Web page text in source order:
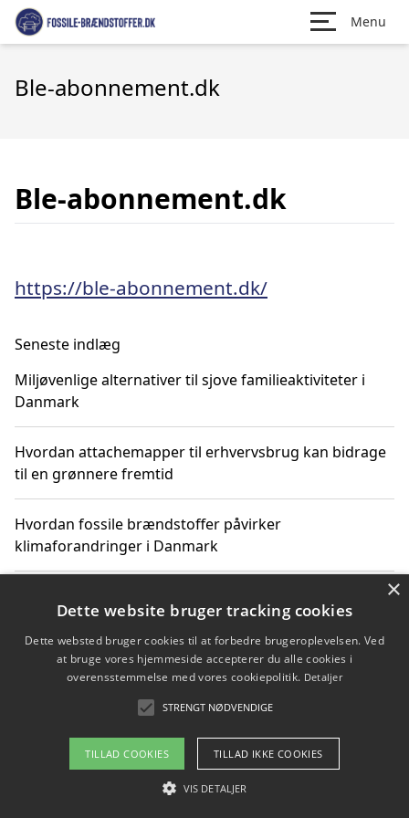
Menu
Ble-abonnement.dk
Ble-abonnement.dk
https://ble-abonnement.dk/
Seneste indlæg
Miljøvenlige alternativer til sjove familieaktiviteter i
Danmark
Hvordan attachemapper til erhvervsbrug kan bidrage
til en grønnere fremtid
Hvordan fossile brændstoffer påvirker
klimaforandringer i Danmark
klimaændringer
Hvordan citater om fossile brændstoffer kan ændre
Copyright 2026 - Pilanto Aps
Om / kontakt
×
Dette website bruger tracking cookies
Dette websted bruger cookies til at forbedre brugeroplevelsen. Ved
at bruge vores hjemmeside accepterer du alle cookies i
overensstemmelse med vores cookiepolitik. Detaljer
STRENGT NØDVENDIGE
TILLAD COOKIES TILLAD IKKE COOKIES
VIS DETALJER